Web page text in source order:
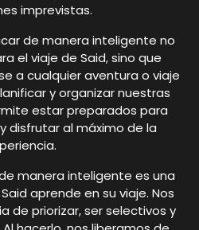
imprevistas.
de manera inteligente no
el viaje de Said, sino que
a cualquier aventura o viaje
y organizar nuestras
estar preparados para
disfrutar al máximo de la
manera inteligente es una
aprende en su viaje. Nos
de priorizar, ser selectivos y